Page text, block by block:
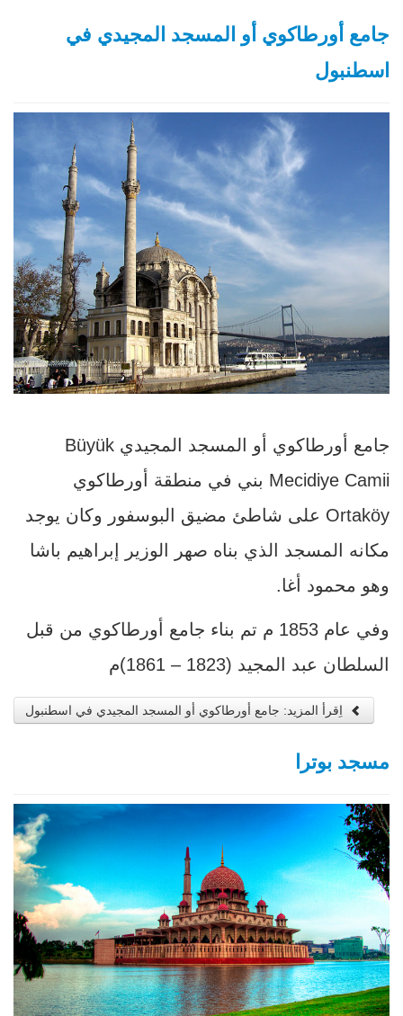
جامع أورطاكوي أو المسجد المجيدي في
اسطنبول
جامع أورطاكوي أو المسجد المجيدي Büyük
Mecidiye Camii بني في منطقة أورطاكوي
Ortaköy على شاطئ مضيق البوسفور وكان يوجد
مكانه المسجد الذي بناه صهر الوزير إبراهيم باشا
وهو محمود أغا.
وفي عام 1853 م تم بناء جامع أورطاكوي من قبل
السلطان عبد المجيد (1823 – 1861)م
اِقرأ المزيد: جامع أورطاكوي أو المسجد المجيدي في اسطنبول
مسجد بوترا